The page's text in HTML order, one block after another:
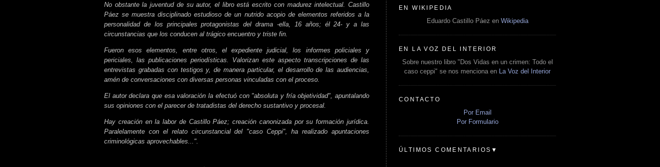
No obstante la juventud de su autor, el libro está escrito con madurez intelectual. Castillo
Páez se muestra disciplinado estudioso de un nutrido acopio de elementos referidos a la
personalidad de los principales protagonistas del drama -ella, 16 años; él 24- y a las
circunstancias que los conducen al trágico encuentro y triste fin.
Fueron esos elementos, entre otros, el expediente judicial, los informes policiales y
periciales, las publicaciones periodísticas. Valorizan este aspecto transcripciones de las
entrevistas grabadas con testigos y, de manera particular, el desarrollo de las audiencias,
amén de conversaciones con diversas personas vinculadas con el proceso.
El autor declara que esa valoración la efectuó con "absoluta y fría objetividad", apuntalando
sus opiniones con el parecer de tratadistas del derecho sustantivo y procesal.
Hay creación en la labor de Castillo Páez; creación canonizada por su formación jurídica.
Paralelamente con el relato circunstancial del "caso Ceppi", ha realizado apuntaciones
criminológicas aprovechables...".
EN WIKIPEDIA
Eduardo Castillo Páez en Wikipedia
EN LA VOZ DEL INTERIOR
Sobre nuestro libro "Dos Vidas en un crimen: Todo el
caso ceppi" se nos menciona en
La Voz del Interior
CONTACTO
Por Email
Por Formulario
ÚLTIMOS COMENTARIOS▼